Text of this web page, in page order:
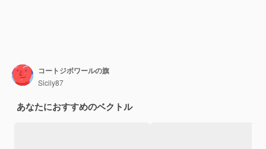
コートジボワールの旗
Sicily87
あなたにおすすめのベクトル